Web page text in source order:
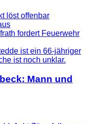
löst offenbar
fordert Feuerwehr
Mann und